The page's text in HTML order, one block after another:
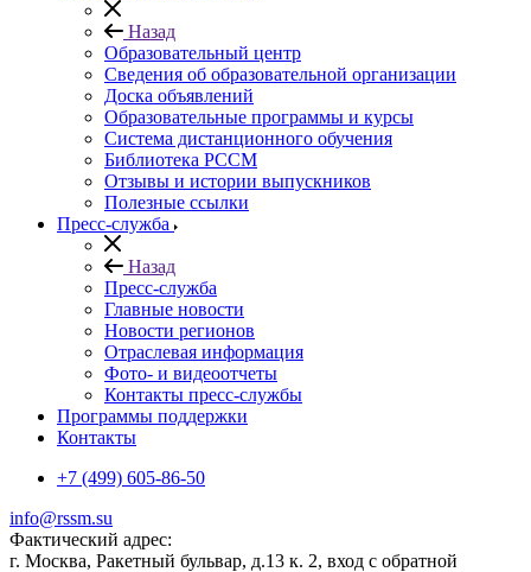
Назад
Образовательный центр
Сведения об образовательной организации
Доска объявлений
Образовательные программы и курсы
Система дистанционного обучения
Библиотека РССМ
Отзывы и истории выпускников
Полезные ссылки
Пресс-служба
Назад
Пресс-служба
Главные новости
Новости регионов
Отраслевая информация
Фото- и видеоотчеты
Контакты пресс-службы
Программы поддержки
Контакты
+7 (499) 605-86-50
info@rssm.su
Фактический адрес:
г. Москва, Ракетный бульвар, д.13 к. 2, вход с обратной